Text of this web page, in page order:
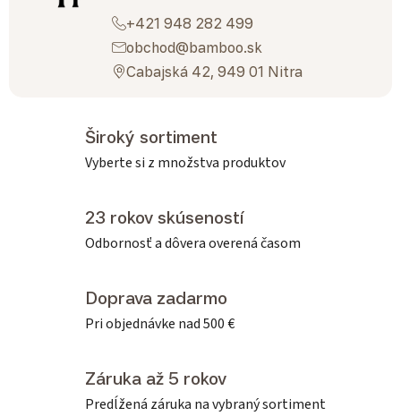
+421 948 282 499
obchod@bamboo.sk
Cabajská 42, 949 01 Nitra
Široký sortiment
Vyberte si z množstva produktov
23 rokov skúseností
Odbornosť a dôvera overená časom
Doprava zadarmo
Pri objednávke nad 500 €
Záruka až 5 rokov
Predĺžená záruka na vybraný sortiment